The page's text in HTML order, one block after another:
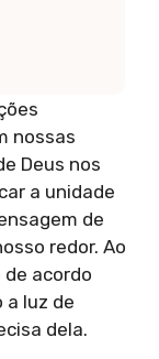
nossas
Deus nos
a unidade
de
redor. Ao
acordo
luz de
dela.